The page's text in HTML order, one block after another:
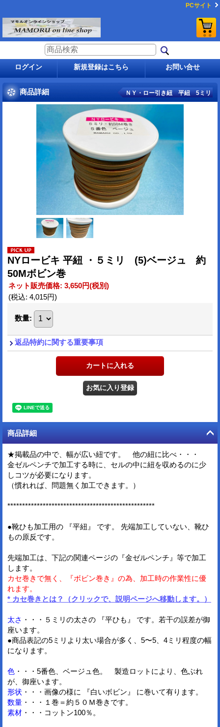
PCサイト
ログイン 新規登録はこちら お問い合せ
商品詳細 ＮＹ・ロー引き紐 平紐 5ミリ
NYロービキ 平紐 ・５ミリ (5)ベージュ 約
50Mボビン巻
ネット販売価格: 3,650円(税別)
(税込: 4,015円)
数量:
返品特約に関する重要事項
商品詳細
★掲載品の中で、幅が広い紐です。 他の紐に比べ・・・
金ゼルペンチで加工する時に、セルの中に紐を収めるのに少
しコツが必要になります。
（慣れれば、問題無く加工できます。）
**************************************************
●靴ひも加工用の 『平紐』 です。 先端加工していない、靴ひ
もの原反です。
先端加工は、下記の関連ページの『金ゼルペンチ』等で加工
します。
カセ巻きで無く、『ボビン巻き』の為、加工時の作業性に優
れます。
* カセ巻きとは？（クリックで、説明ページへ移動します。）
太さ ・・・５ミリの太さの 『平ひも』 です。若干の誤差が御
座います。
●商品表記の5ミリより太い場合が多く、5〜5、4ミリ程度の幅
になります。
色 ・・・5番色、ベージュ色。 製造ロットにより、色ぶれ
が、御座います。
形状 ・・・画像の様に 『白いボビン』 に巻いて有ります。
数量 ・・・１巻＝約５０Ｍ巻きです。
素材 ・・・コットン100％。